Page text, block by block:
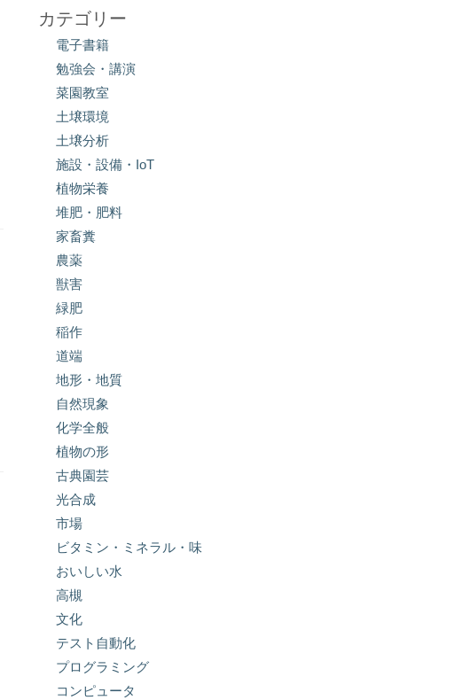
カテゴリー
電子書籍
勉強会・講演
菜園教室
土壌環境
土壌分析
施設・設備・IoT
植物栄養
堆肥・肥料
家畜糞
農薬
獣害
緑肥
稲作
道端
地形・地質
自然現象
化学全般
植物の形
古典園芸
光合成
市場
ビタミン・ミネラル・味
おいしい水
高槻
文化
テスト自動化
プログラミング
コンピュータ